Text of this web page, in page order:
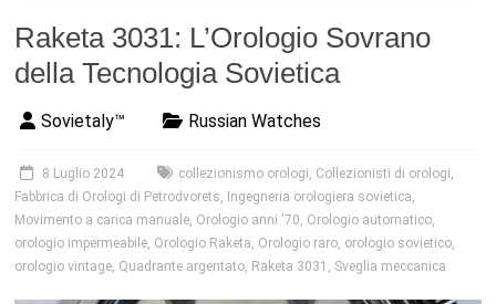
Raketa 3031: L’Orologio Sovrano
della Tecnologia Sovietica
Sovietaly™ Russian Watches
8 Luglio 2024 collezionismo orologi, Collezionisti di orologi,
Fabbrica di Orologi di Petrodvorets, Ingegneria orologiera sovietica,
Movimento a carica manuale, Orologio anni '70, Orologio automatico,
orologio impermeabile, Orologio Raketa, Orologio raro, orologio sovietico,
orologio vintage, Quadrante argentato, Raketa 3031 , Sveglia meccanica